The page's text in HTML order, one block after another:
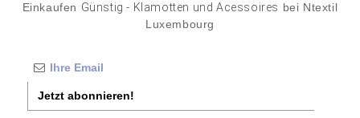
Einkaufen Günstig - Klamotten und Acessoires bei Ntextil
Luxembourg
Jetzt abonnieren!